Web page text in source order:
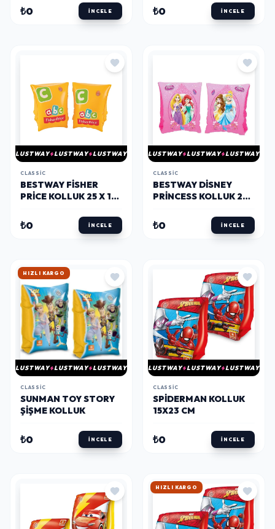
₺0 İNCELE ₺0 İNCELE
LUSTWAY LUSTWAY LUSTWAY
CLASSIC
BESTWAY FISHER
PRICE KOLLUK 25 X 15
₺0 İNCELE
LUSTWAY LUSTWAY LUSTWAY
CLASSIC
BESTWAY DISNEY
PRINCESS KOLLUK 23
₺0 İNCELE
HIZLI KARGO
LUSTWAY LUSTWAY LUSTWAY
CLASSIC
SUNMAN TOY STORY
ŞIŞME KOLLUK
₺0 İNCELE
LUSTWAY LUSTWAY LUSTWAY
CLASSIC
SPIDERMAN KOLLUK
15X23 CM
₺0 İNCELE
HIZLI KARGO